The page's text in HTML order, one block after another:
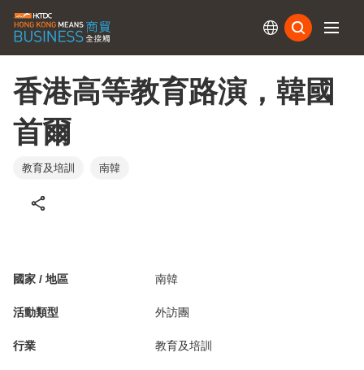
香港高等教育路演，韓國
首爾
教育及培訓 南韓
國家 / 地區 南韓
活動類型 外訪團
行業 教育及培訓